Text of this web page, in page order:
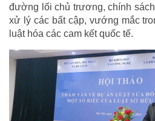
đường lối chủ trương, chính
xử lý các bất cập, vướng mắc
luật hóa các cam kết quốc tế.